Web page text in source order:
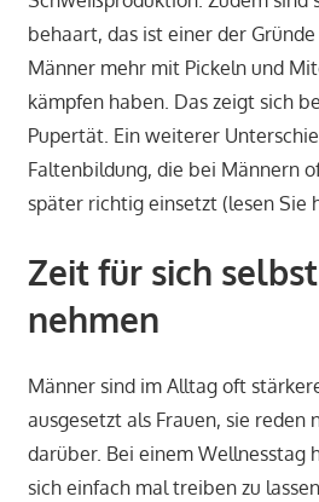
behaart, das ist einer der
Männer mehr mit Pickeln und
kämpfen haben. Das zeigt sich
Pupertät. Ein weiterer
Faltenbildung, die bei Männern
später richtig einsetzt (lesen Sie
Zeit für sich selbst
nehmen
Männer sind im Alltag oft
ausgesetzt als Frauen, sie reden
darüber. Bei einem Wellnesstag
sich einfach mal treiben zu